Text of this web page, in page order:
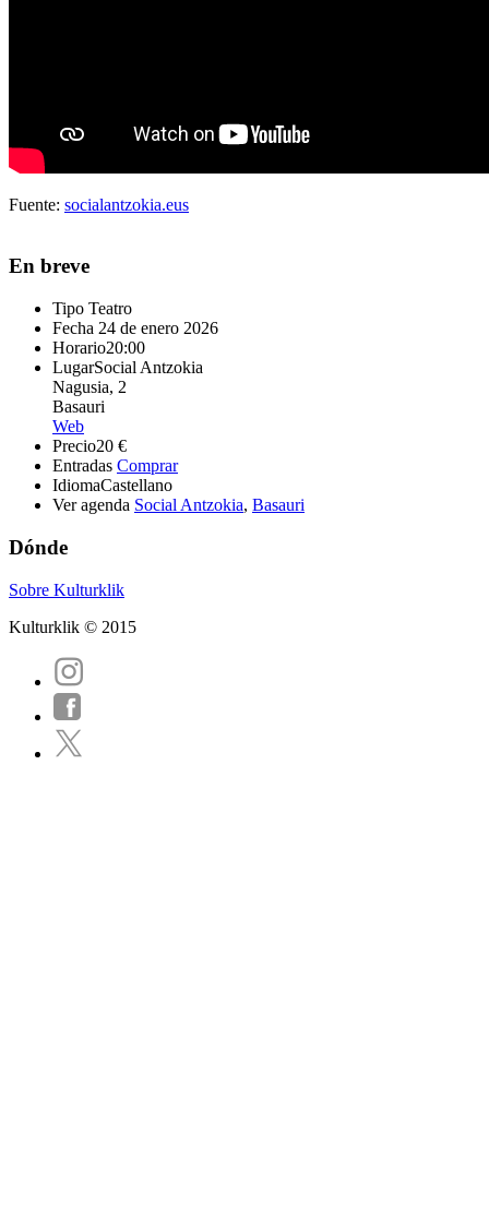
Fuente: socialantzokia.eus
En breve
Tipo Teatro
Fecha 24 de enero 2026
Horario20:00
LugarSocial Antzokia
Nagusia, 2
Basauri
Web
Precio20 €
Entradas Comprar
IdiomaCastellano
Ver agenda Social Antzokia, Basauri
Dónde
Sobre Kulturklik
Kulturklik © 2015